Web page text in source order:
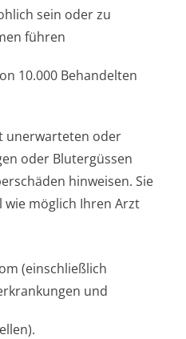
sein oder zu
führen
10.000 Behandelten
unerwarteten oder
oder Blutergüssen
hinweisen. Sie
wie möglich Ihren Arzt
(einschließlich
und